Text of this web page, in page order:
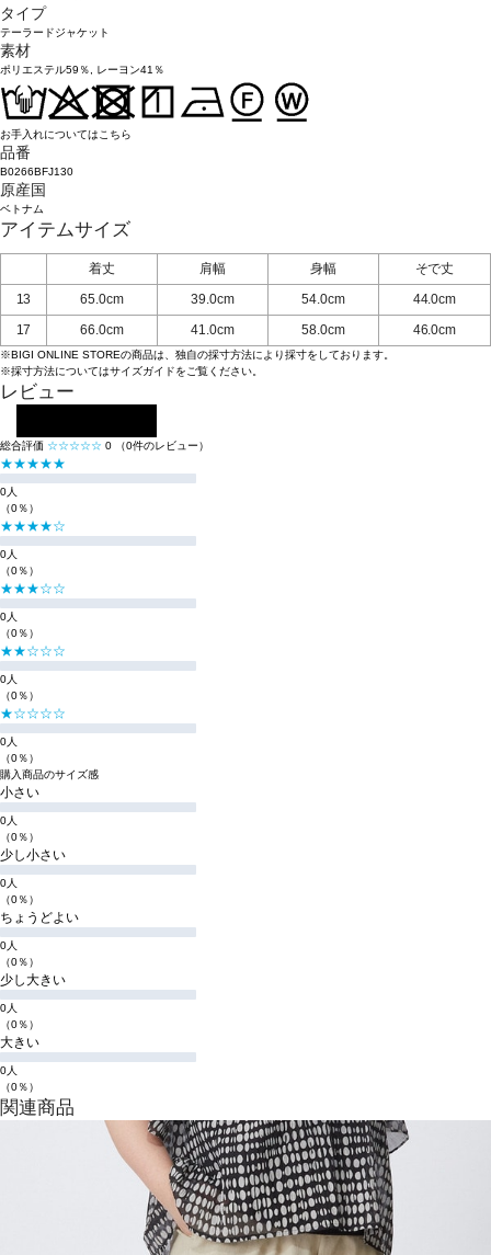
タイプ
テーラードジャケット
素材
ポリエステル59％, レーヨン41％
お手入れについてはこちら
品番
B0266BFJ130
原産国
ベトナム
アイテムサイズ
着丈 肩幅 身幅
そで丈
13
65.0cm 39.0cm 54.0cm
44.0cm
17
66.0cm 41.0cm 58.0cm 46.0cm
※BIGI ONLINE STOREの商品は、独自の採寸方法により採寸をしております。
※採寸方法についてはサイズガイドをご覧ください。
レビュー
総合評価 ☆☆☆☆☆ 0 （0件のレビュー）
★★★★★
0人
（0％）
★★★★☆
0人
（0％）
★★★☆☆
0人
（0％）
★★☆☆☆
0人
（0％）
★☆☆☆☆
0人
（0％）
購入商品のサイズ感
小さい
0人
（0％）
少し小さい
0人
（0％）
ちょうどよい
0人
（0％）
少し大きい
0人
（0％）
大きい
0人
（0％）
関連商品